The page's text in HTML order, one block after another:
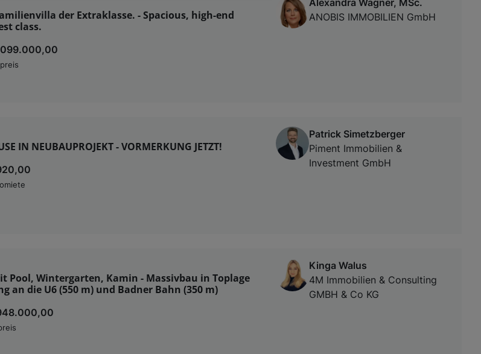
der Extraklasse. - Spacious, high-end
class.
ANOBIS IMMOBILIEN GmbH
IN NEUBAUPROJEKT - VORMERKUNG JETZT!
Patrick Simetzberger
Piment Immobilien &
Investment GmbH
Pool, Wintergarten, Kamin - Massivbau in Toplage
an die U6 (550 m) und Badner Bahn (350 m)
Kinga Walus
4M Immobilien & Consulting
GMBH & Co KG
Endgeräteeigenschaften zur Identifikation aktiv abfragen. Speichern von oder Zugriff
Personalisierte Werbung und Inhalte, Messung von Werbeleistung und der
sowie Entwicklung und Verbesserung von Angeboten.